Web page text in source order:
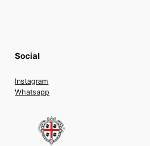
Social
Instagram
Whatsapp